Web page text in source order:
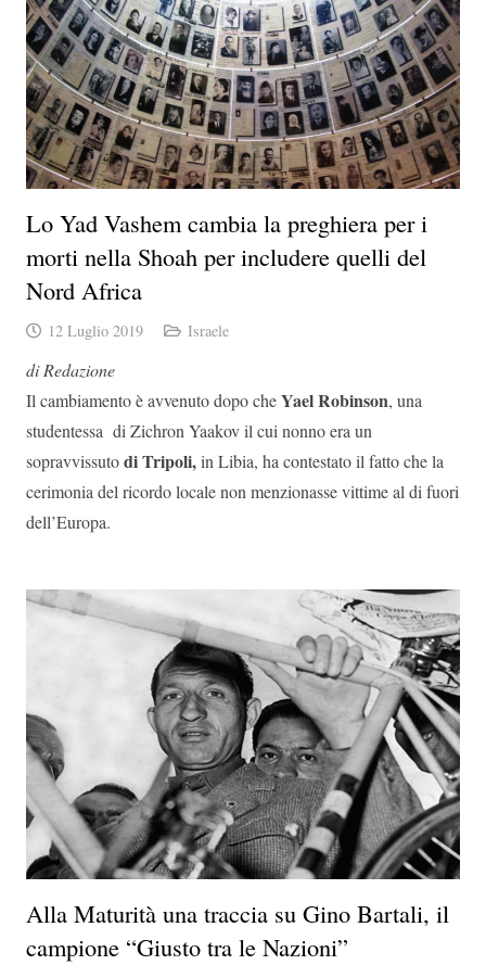
Lo Yad Vashem cambia la preghiera per i
morti nella Shoah per includere quelli del
Nord Africa
12 Luglio 2019 Israele
di Redazione
Il cambiamento è avvenuto dopo cheYael Robinson, una
studentessa di Zichron Yaakov il cui nonno era un
sopravvissutodi Tripoli,in Libia, ha contestato il fatto che la
cerimonia del ricordo locale non menzionasse vittime al di fuori
dell’Europa.
Alla Maturità una traccia su Gino Bartali, il
campione “Giusto tra le Nazioni”